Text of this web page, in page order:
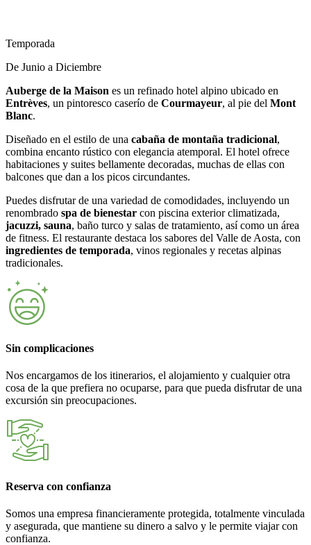
Temporada
De Junio a Diciembre
Auberge de la Maison es un refinado hotel alpino ubicado en
Entrèves, un pintoresco caserío de Courmayeur, al pie del Mont
Blanc.
Diseñado en el estilo de una cabaña de montaña tradicional,
combina encanto rústico con elegancia atemporal. El hotel ofrece
habitaciones y suites bellamente decoradas, muchas de ellas con
balcones que dan a los picos circundantes.
Puedes disfrutar de una variedad de comodidades, incluyendo un
renombrado spa de bienestar con piscina exterior climatizada,
jacuzzi, sauna, baño turco y salas de tratamiento, así como un área
de fitness. El restaurante destaca los sabores del Valle de Aosta, con
ingredientes de temporada, vinos regionales y recetas alpinas
tradicionales.
Sin complicaciones
Nos encargamos de los itinerarios, el alojamiento y cualquier otra
cosa de la que prefiera no ocuparse, para que pueda disfrutar de una
excursión sin preocupaciones.
Reserva con confianza
Somos una empresa financieramente protegida, totalmente vinculada
y asegurada, que mantiene su dinero a salvo y le permite viajar con
confianza.